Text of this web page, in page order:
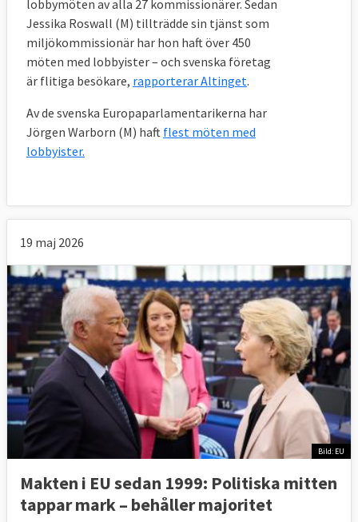
besluten som fungerar som bindande
lagstiftning direkt när de antas. Direktiven
innebär ofta att medlemsländerna får
anpassa sin lagstiftning under en tid innan
direktiven är de verkliga EU-lagarna. Beslut
innefattar främst särskilda bestämmelser i
specifika ärenden.
förordningar av kommissionen än av
ministerrådet och främst gäller det
konkurrensfrågor.
lobbymöten av alla 27 kommissionärer. Sedan
Jessika Roswall (M) tillträdde sin tjänst som
miljökommissionär har hon haft över 450
möten med lobbyister – och svenska företag
är flitiga besökare, rapporterar Altinget.
Av de svenska Europaparlamentarikerna har
Jörgen Warborn (M) haft flest möten med
lobbyister.
19 maj 2026
Bild: EU
Makten i EU sedan 1999: Politiska mitten
tappar mark – behåller majoritet